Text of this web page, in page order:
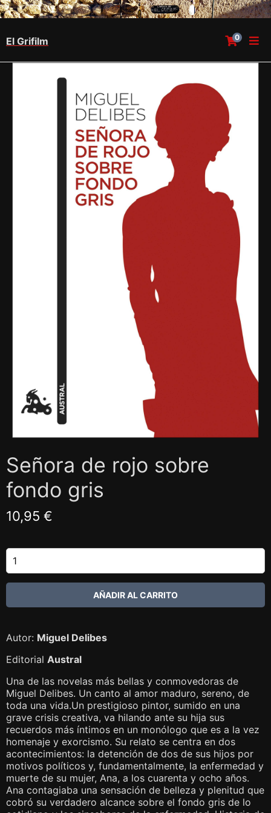
El Grifilm 0
Señora de rojo sobre
fondo gris
10,95 €
Autor: Miguel Delibes
Editorial Austral
Una de las novelas más bellas y conmovedoras de
Miguel Delibes. Un canto al amor maduro, sereno, de
toda una vida.Un prestigioso pintor, sumido en una
grave crisis creativa, va hilando ante su hija sus
recuerdos más íntimos en un monólogo que es a la vez
homenaje y exorcismo. Su relato se centra en dos
acontecimientos: la detención de dos de sus hijos por
motivos políticos y, fundamentalmente, la enfermedad y
muerte de su mujer, Ana, a los cuarenta y ocho años.
Ana contagiaba una sensación de belleza y plenitud que
cobró su verdadero alcance sobre el fondo gris de lo